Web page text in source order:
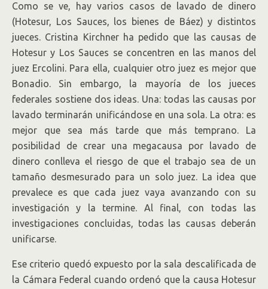
Como se ve, hay varios casos de lavado de dinero
(Hotesur, Los Sauces, los bienes de Báez) y distintos
jueces. Cristina Kirchner ha pedido que las causas de
Hotesur y Los Sauces se concentren en las manos del
juez Ercolini. Para ella, cualquier otro juez es mejor que
Bonadio. Sin embargo, la mayoría de los jueces
federales sostiene dos ideas. Una: todas las causas por
lavado terminarán unificándose en una sola. La otra: es
mejor que sea más tarde que más temprano. La
posibilidad de crear una megacausa por lavado de
dinero conlleva el riesgo de que el trabajo sea de un
tamaño desmesurado para un solo juez. La idea que
prevalece es que cada juez vaya avanzando con su
investigación y la termine. Al final, con todas las
investigaciones concluidas, todas las causas deberán
unificarse.
Ese criterio quedó expuesto por la sala descalificada de
la Cámara Federal cuando ordenó que la causa Hotesur